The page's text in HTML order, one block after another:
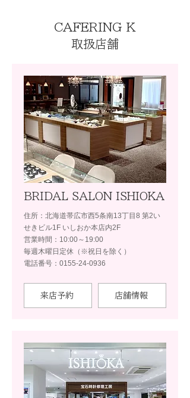
CAFERING K
取扱店舗
BRIDAL SALON ISHIOKA
住所：北海道帯広市西5条南13丁目8 第2い
せきビル1F いしおか本店内2F
営業時間：10:00～19:00
毎週木曜日定休（※祝日を除く）
電話番号：0155-24-0936
来店予約 店舗情報